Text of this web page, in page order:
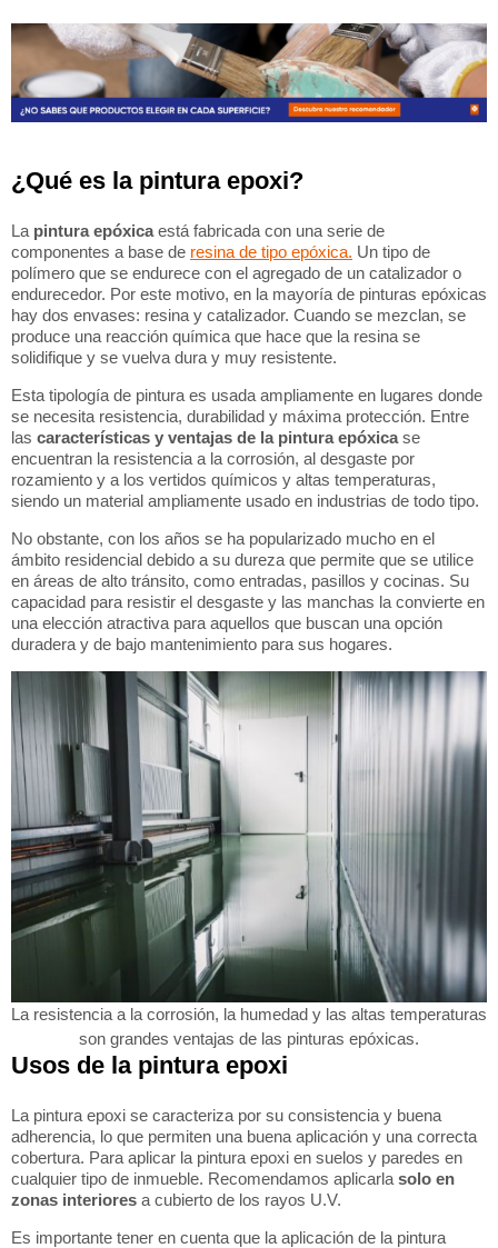
¿Qué es la pintura epoxi?
La pintura epóxicaestá fabricada con una serie de
componentes a base de resina de tipo epóxica. Un tipo de
polímero que se endurece con el agregado de un catalizador o
endurecedor. Por este motivo, en la mayoría de pinturas epóxicas
hay dos envases: resina y catalizador. Cuando se mezclan, se
produce una reacción química que hace que la resina se
solidifique y se vuelva dura y muy resistente.
Esta tipología de pintura es usada ampliamente en lugares donde
se necesita resistencia, durabilidad y máxima protección. Entre
las características y ventajas de la pintura epóxicase
encuentran la resistencia a la corrosión, al desgaste por
rozamiento y a los vertidos químicos y altas temperaturas,
siendo un material ampliamente usado en industrias de todo tipo.
No obstante, con los años se ha popularizado mucho en el
ámbito residencial debido a su dureza que permite que se utilice
en áreas de alto tránsito, como entradas, pasillos y cocinas. Su
capacidad para resistir el desgaste y las manchas la convierte en
una elección atractiva para aquellos que buscan una opción
duradera y de bajo mantenimiento para sus hogares.
La resistencia a la corrosión, la humedad y las altas temperaturas
son grandes ventajas de las pinturas epóxicas.
Usos de la pintura epoxi
La pintura epoxi se caracteriza por su consistencia y buena
adherencia, lo que permiten una buena aplicación y una correcta
cobertura. Para aplicar la pintura epoxi en suelos y paredes en
cualquier tipo de inmueble. Recomendamos aplicarla solo en
zonas interiores a cubierto de los rayos U.V.
Es importante tener en cuenta que la aplicación de la pintura